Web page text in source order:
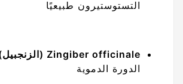
التستوستيرون طبيعيًا
Zingiber officinale (الزنجبيل)
الدورة الدموية